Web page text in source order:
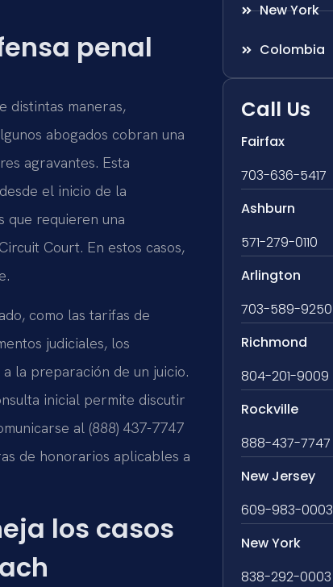
penal
distintas maneras,
abogados cobran una
agravantes. Esta
el inicio de la
que requieren una
Court. En estos casos,
como las tarifas de
judiciales, los
la preparación de un juicio.
inicial permite discutir
al (888) 437-7747
de honorarios aplicables a
los casos
New York
Colombia
Call Us
Fairfax
703-636-5417
Ashburn
571-279-0110
Arlington
703-589-9250
Richmond
804-201-9009
Rockville
888-437-7747
New Jersey
609-983-0003
New York
838-292-0003